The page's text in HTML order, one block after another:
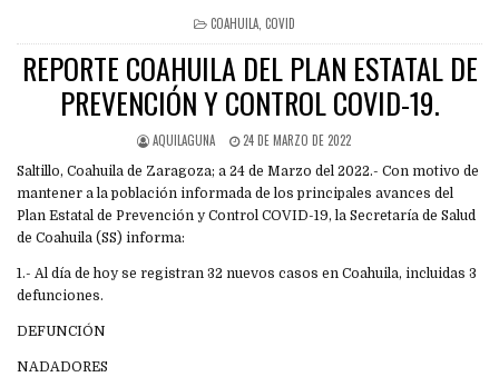
POSTED
IN
COAHUILA, COVID
REPORTE COAHUILA DEL PLAN ESTATAL DE
PREVENCIÓN Y CONTROL COVID-19.
AQUILAGUNA 24 DE MARZO DE 2022
Saltillo, Coahuila de Zaragoza; a 24 de Marzo del 2022.- Con motivo de
mantener a la población informada de los principales avances del
Plan Estatal de Prevención y Control COVID-19, la Secretaría de Salud
de Coahuila (SS) informa:
1.- Al día de hoy se registran 32 nuevos casos en Coahuila, incluidas 3
defunciones.
DEFUNCIÓN
NADADORES